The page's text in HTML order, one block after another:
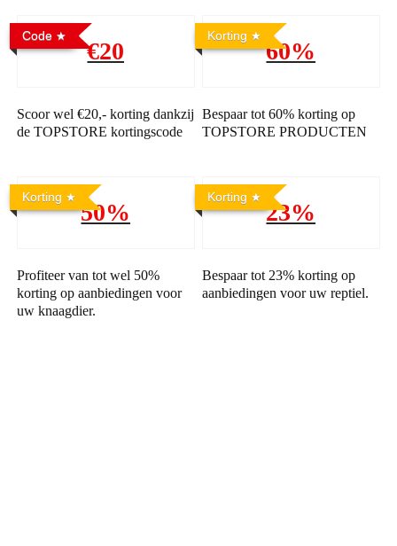
Code
€20
Scoor wel €20,- korting dankzij
de TOPSTORE kortingscode
Korting
60%
Bespaar tot 60% korting op
TOPSTORE PRODUCTEN
Korting
50%
Profiteer van tot wel 50%
korting op aanbiedingen voor
uw knaagdier.
Korting
23%
Bespaar tot 23% korting op
aanbiedingen voor uw reptiel.